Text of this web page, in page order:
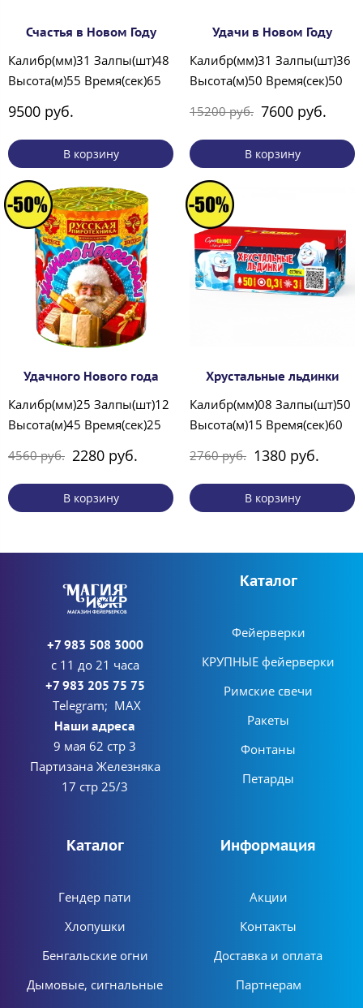
Счастья в Новом Году
Калибр(мм)31 Залпы(шт)48
Высота(м)55 Время(сек)65
9500 руб.
В корзину
Удачи в Новом Году
Калибр(мм)31 Залпы(шт)36
Высота(м)50 Время(сек)50
15200 руб. 7600 руб.
В корзину
Удачного Нового года
Калибр(мм)25 Залпы(шт)12
Высота(м)45 Время(сек)25
4560 руб. 2280 руб.
В корзину
Хрустальные льдинки
Калибр(мм)08 Залпы(шт)50
Высота(м)15 Время(сек)60
2760 руб. 1380 руб.
В корзину
+7 983 508 3000
с 11 до 21 часа
+7 983 205 75 75
Telegram; MAX
Наши адреса
9 мая 62 стр 3
Партизана Железняка
17 стр 25/3
Каталог
Фейерверки
КРУПНЫЕ фейерверки
Римские свечи
Ракеты
Фонтаны
Петарды
Каталог
Гендер пати
Хлопушки
Бенгальские огни
Дымовые, сигнальные
Информация
Акции
Контакты
Доставка и оплата
Партнерам